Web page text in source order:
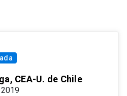
CEA-U. de Chile